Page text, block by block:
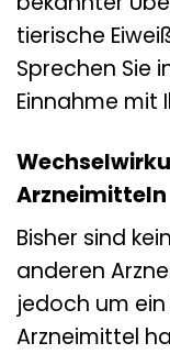
tierische
Sprechen Sie
Einnahme mit
Arzneimitteln
Bisher sind
anderen
jedoch um
Arzneimittel